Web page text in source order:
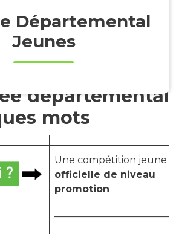
Départemental
Jeunes
départemental
mots
Une compétition jeune
officielle de niveau
promotion
————————————-